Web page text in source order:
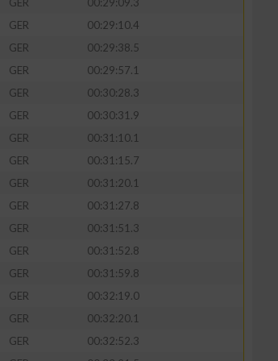
GER
00:29:10.4
GER
00:29:38.5
GER
00:29:57.1
GER
00:30:28.3
GER
00:30:31.9
GER
00:31:10.1
GER
00:31:15.7
GER
00:31:20.1
GER
00:31:27.8
GER
00:31:51.3
GER
00:31:52.8
GER
00:31:59.8
GER
00:32:19.0
GER
00:32:20.1
GER
00:32:52.3